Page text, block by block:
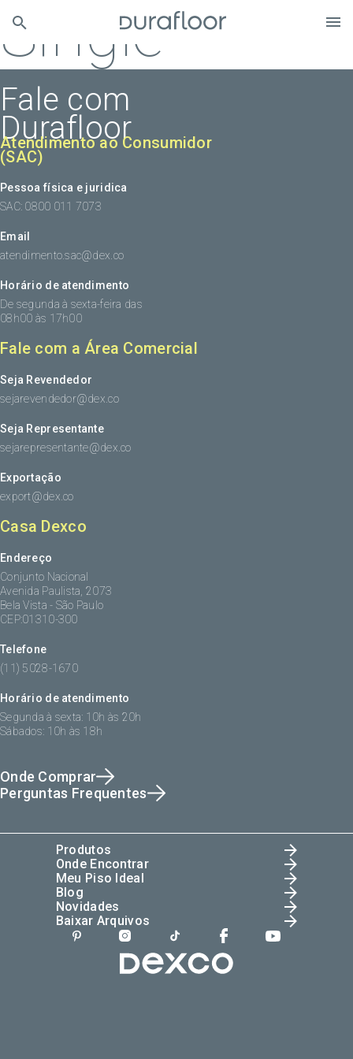
Single
Fale com
Durafloor
Atendimento ao Consumidor
(SAC)
Pessoa física e juridica
SAC: 0800 011 7073
Email
atendimento.sac@dex.co
Horário de atendimento
De segunda à sexta-feira das
08h00 às 17h00
Fale com a Área Comercial
Seja Revendedor
sejarevendedor@dex.co
Seja Representante
sejarepresentante@dex.co
Exportação
export@dex.co
Casa Dexco
Endereço
Conjunto Nacional
Avenida Paulista, 2073
Bela Vista - São Paulo
CEP:01310-300
Telefone
(11) 5028-1670
Horário de atendimento
Segunda à sexta: 10h às 20h
Sábados: 10h às 18h
Onde Comprar
Perguntas Frequentes
Produtos
Onde Encontrar
Meu Piso Ideal
Blog
Novidades
Baixar Arquivos